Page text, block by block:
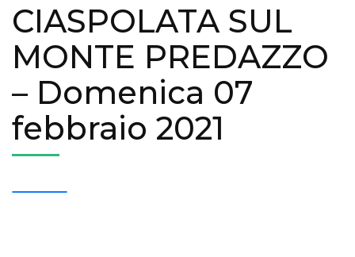
CIASPOLATA SUL
MONTE PREDAZZO
– Domenica 07
febbraio 2021